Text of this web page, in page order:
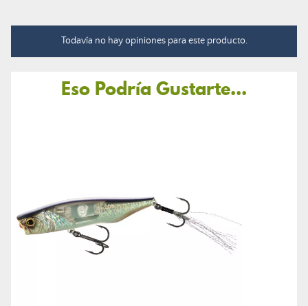
Todavía no hay opiniones para este producto.
Eso Podría Gustarte...